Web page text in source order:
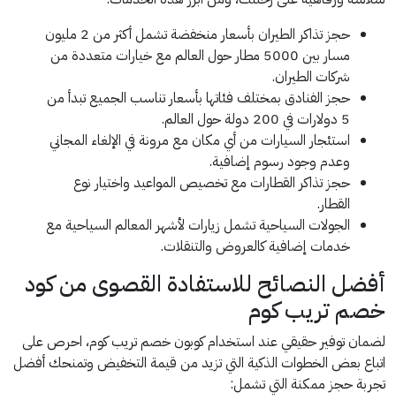
حجز تذاكر الطيران بأسعار منخفضة تشمل أكثر من 2 مليون
مسار بين 5000 مطار حول العالم مع خيارات متعددة من
شركات الطيران.
حجز الفنادق بمختلف فئاتها بأسعار تناسب الجميع تبدأ من
5 دولارات في 200 دولة حول العالم.
استئجار السيارات من أي مكان مع مرونة في الإلغاء المجاني
وعدم وجود رسوم إضافية.
حجز تذاكر القطارات مع تخصيص المواعيد واختيار نوع
القطار.
الجولات السياحية تشمل زيارات لأشهر المعالم السياحية مع
خدمات إضافية كالعروض والتنقلات.
أفضل النصائح للاستفادة القصوى من كود
خصم تريب كوم
لضمان توفير حقيقي عند استخدام كوبون خصم تريب كوم، احرص على
اتباع بعض الخطوات الذكية التي تزيد من قيمة التخفيض وتمنحك أفضل
تجربة حجز ممكنة التي تشمل: